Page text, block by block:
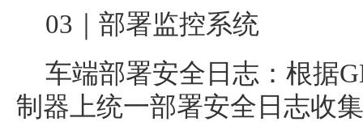
03｜部署监控系统
车端部署安全日志：根据
制器上统一部署安全日志收